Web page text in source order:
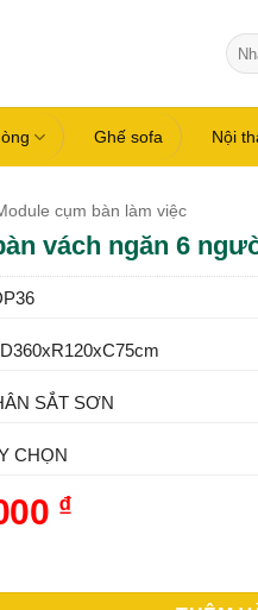
Tìm
Ghế sofa Nội
cụm bàn làm việc
vách ngăn 6
D360xR120xC75cm
SẮT SƠN
CHỌN
₫
ngăn 6 người 3m6 –